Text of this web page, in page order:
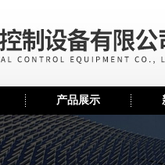
产品展示